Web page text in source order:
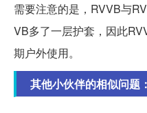
需要注意的是，RVVB与
VB多了一层护套，因此
期户外使用。
其他小伙伴的相似问题：